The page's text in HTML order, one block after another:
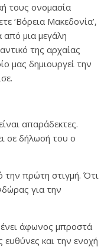
τους ονομασία
‘Βόρεια Μακεδονία’,
από μια μεγάλη
της αρχαίας
μας δημιουργεί την
απαράδεκτες.
σε δήλωσή του ο
την πρώτη στιγμή. Ότι
για την
άφωνος μπροστά
ευθύνες και την ενοχή